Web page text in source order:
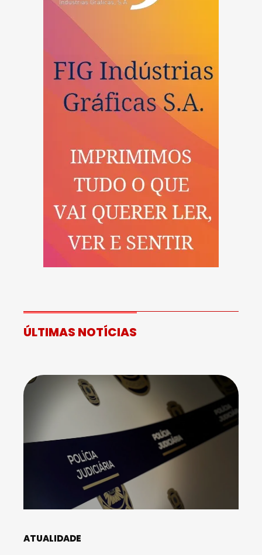
ÚLTIMAS NOTÍCIAS
ATUALIDADE